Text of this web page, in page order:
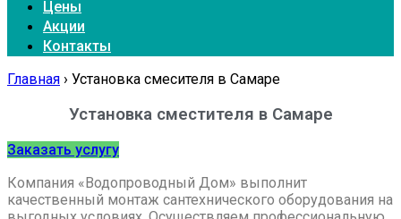
Цены
Акции
Контакты
Главная › Установка смесителя в Самаре
Установка сместителя в Самаре
Заказать услугу
Компания «Водопроводный Дом» выполнит
качественный монтаж сантехнического оборудования на